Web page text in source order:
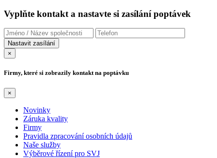
Vyplňte kontakt a nastavte si zasílání poptávek
×
Firmy, které si zobrazily kontakt na poptávku
×
Novinky
Záruka kvality
Firmy
Pravidla zpracování osobních údajů
Naše služby
Výběrové řízení pro SVJ